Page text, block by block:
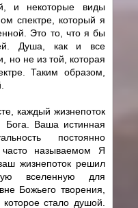
и некоторые виды
спектре, который я
Это то, что я бы
Душа, как и все
но не из той, которая
Таким образом,
каждый жизнепоток
Бога. Ваша истинная
постоянно
называемом Я
жизнепоток решил
вселенную для
Божьего творения,
стало душой.